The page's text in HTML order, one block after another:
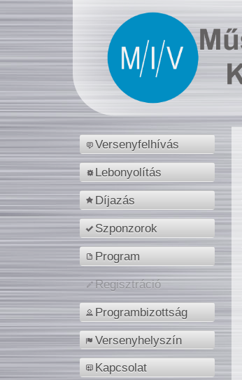
Versenyfelhívás
Lebonyolítás
Díjazás
Szponzorok
Program
Regisztráció
Programbizottság
Versenyhelyszín
Kapcsolat